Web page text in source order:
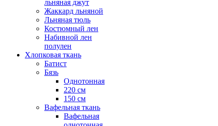
льняная джут
Жаккард льняной
Льняная тюль
Костюмный лен
Набивной лен
полулен
Хлопковая ткань
Батист
Бязь
Однотонная
220 см
150 см
Вафельная ткань
Вафельная